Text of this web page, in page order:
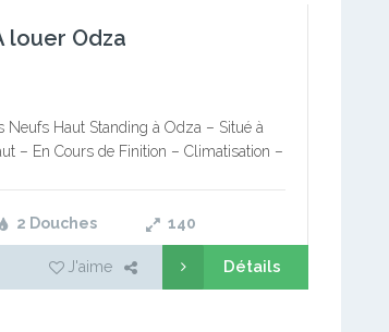
louer Odza
Neufs Haut Standing à Odza – Situé à
– En Cours de Finition – Climatisation –
2 Douches 140
J'aime Détails